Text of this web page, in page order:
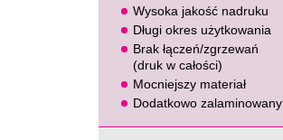
Wysoka jakość nadruku
Długi okres użytkowania
Brak łączeń/zgrzewań
(druk w całości)
Mocniejszy materiał
Dodatkowo zalaminowany